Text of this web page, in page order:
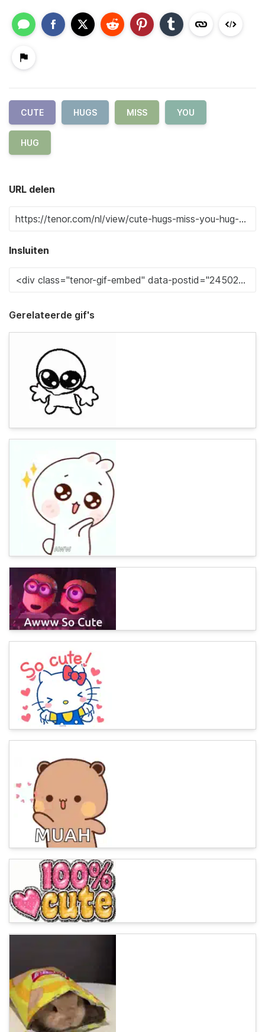
CUTE HUGS MISS YOU
HUG
URL delen
Insluiten
Gerelateerde gif's